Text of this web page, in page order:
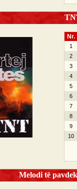
Nr.
1
2
3
4
5
6
7
8
9
10
Melodi të